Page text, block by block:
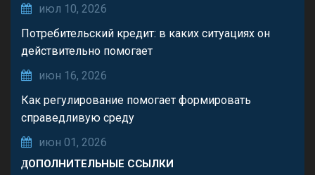
июл 10, 2026
Потребительский кредит: в каких ситуациях он
действительно помогает
июн 16, 2026
Как регулирование помогает формировать
справедливую среду
июн 01, 2026
ДОПОЛНИТЕЛЬНЫЕ ССЫЛКИ